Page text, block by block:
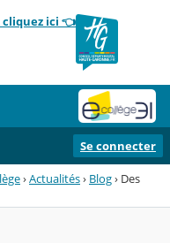
cliquez ici 👈
Se connecter
›Actualités› Blog› Des